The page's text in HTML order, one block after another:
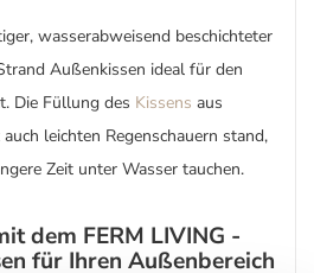
wasserabweisend beschichteter
Außenkissen ideal für den
Die Füllung des Kissens aus
leichten Regenschauern stand,
Zeit unter Wasser tauchen.
dem FERM LIVING -
für Ihren Außenbereich